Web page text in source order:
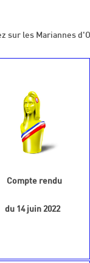
sur les Mariannes
Compte rendu
du 14 juin 2022